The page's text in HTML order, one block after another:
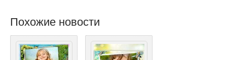
Похожие новости